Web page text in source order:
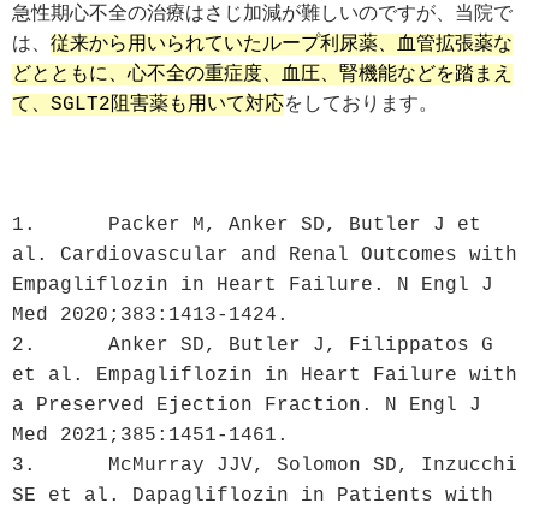
急性期心不全の治療はさじ加減が難しいのですが、当院で
は、 従来から用いられていたループ利尿薬、血管拡張薬な
どとともに、心不全の重症度、血圧、腎機能などを踏まえ
て、SGLT2阻害薬も用いて対応をしております。
1.	Packer M, Anker SD, Butler J et
al. Cardiovascular and Renal Outcomes with
Empagliflozin in Heart Failure. N Engl J
Med 2020;383:1413-1424.
2.	Anker SD, Butler J, Filippatos G
et al. Empagliflozin in Heart Failure with
a Preserved Ejection Fraction. N Engl J
Med 2021;385:1451-1461.
3.	McMurray JJV, Solomon SD, Inzucchi
SE et al. Dapagliflozin in Patients with